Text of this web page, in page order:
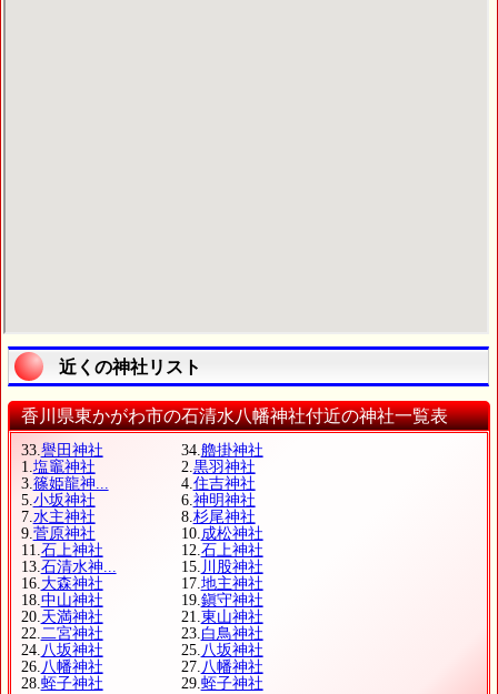
近くの神社リスト
香川県東かがわ市の石清水八幡神社付近の神社一覧表
33.譽田神社 34.艪掛神社
1.塩竈神社 2.黒羽神社
3.篠姫龍神... 4.住吉神社
5.小坂神社 6.神明神社
7.水主神社 8.杉尾神社
9.菅原神社 10.成松神社
11.石上神社 12.石上神社
13.石清水神... 15. 川股神社
16.大森神社 17.地主神社
18.中山神社 19.鎭守神社
20.天満神社 21.東山神社
22.二宮神社 23.白鳥神社
24.八坂神社 25.八坂神社
26.八幡神社 27.八幡神社
28.蛭子神社 29.蛭子神社